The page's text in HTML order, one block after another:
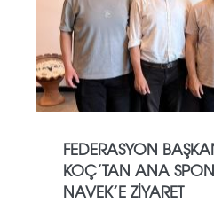
FEDERASYON
KOÇ’TAN ANA
NAVEK’E ZIYARET